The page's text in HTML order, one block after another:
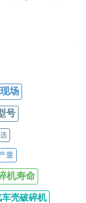
场
号
量
机寿命
车壳破碎机